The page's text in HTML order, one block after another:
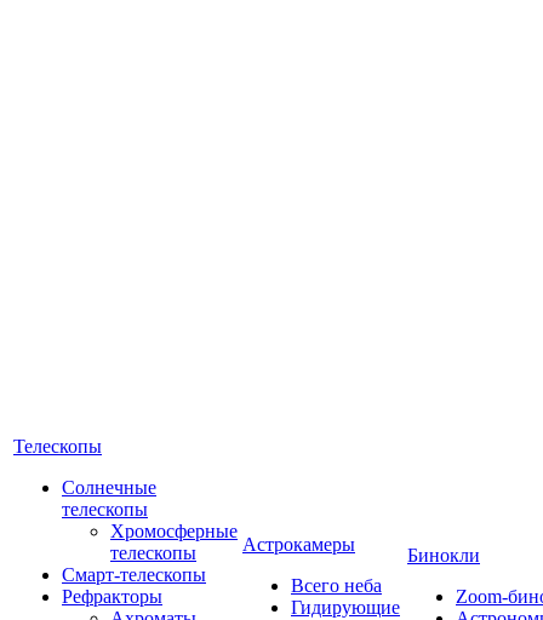
Телескопы
Солнечные
телескопы
Хромосферные
телескопы
Смарт-телескопы
Рефракторы
Астрокамеры
Всего неба
Гидирующие
Бинокли
Zoom-